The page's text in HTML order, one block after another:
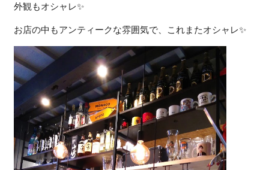
外観もオシャレ✨
お店の中もアンティークな雰囲気で、これまたオシャレ✨